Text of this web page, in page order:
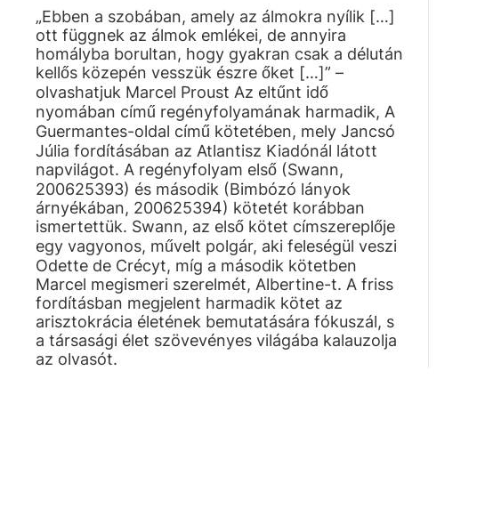
„Ebben a szobában, amely az álmokra nyílik […]
ott függnek az álmok emlékei, de annyira
homályba borultan, hogy gyakran csak a délután
kellős közepén vesszük észre őket […]” –
olvashatjuk Marcel Proust Az eltűnt idő
nyomában című regényfolyamának harmadik, A
Guermantes-oldal című kötetében, mely Jancsó
Júlia fordításában az Atlantisz Kiadónál látott
napvilágot. A regényfolyam első (Swann,
200625393) és második (Bimbózó lányok
árnyékában, 200625394) kötetét korábban
ismertettük. Swann, az első kötet címszereplője
egy vagyonos, művelt polgár, aki feleségül veszi
Odette de Crécyt, míg a második kötetben
Marcel megismeri szerelmét, Albertine-t. A friss
fordításban megjelent harmadik kötet az
arisztokrácia életének bemutatására fókuszál, s
a társasági élet szövevényes világába kalauzolja
az olvasót.